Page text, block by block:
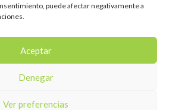
puede afectar negativamente a
Aceptar
Denegar
Ver preferencias